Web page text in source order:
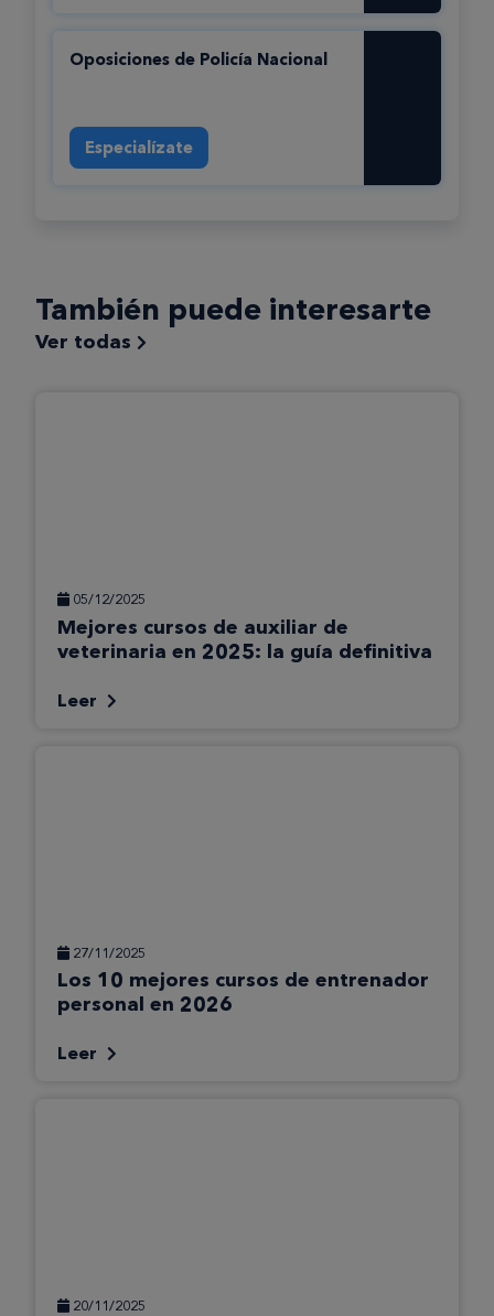
Oposiciones de Policí­a Nacional
Especialízate
También puede interesarte
Ver todas
05/12/2025
Mejores cursos de auxiliar de
veterinaria en 2025: la guía definitiva
Leer
27/11/2025
Los 10 mejores cursos de entrenador
personal en 2026
Leer
20/11/2025